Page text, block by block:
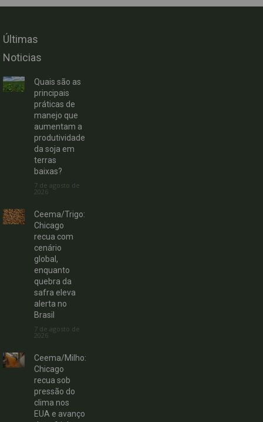
Últimas
Noticias
Quais são as
principais
práticas de
manejo que
aumentam a
produtividade
da soja em
terras
baixas?
7 de agosto de
2026
Ceema/Trigo:
Chicago
recua com
cenário
global,
enquanto
quebra da
safra eleva
alerta no
Brasil
7 de agosto de
2026
Ceema/Milho:
Chicago
recua sob
pressão do
clima nos
EUA e avanço